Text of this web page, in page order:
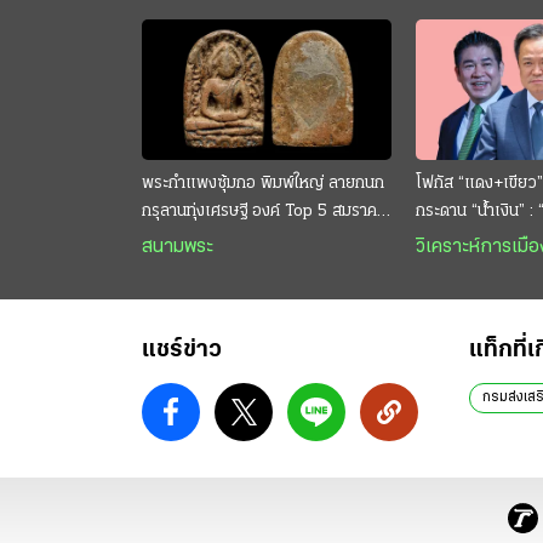
พระกำแพงซุ้มกอ พิมพ์ใหญ่ ลายกนก
กรุลานทุ่งเศรษฐี องค์ Top 5 สมราคา
หลักสิบล้าน
สนามพระ
โฟกัส “แดง+เขียว
กระดาน “นํ้าเงิน” :
กระหาย “อนุทิน”
วิเคราะห์การเมือ
แชร์ข่าว แท็กที่เ
กรมส่งเ